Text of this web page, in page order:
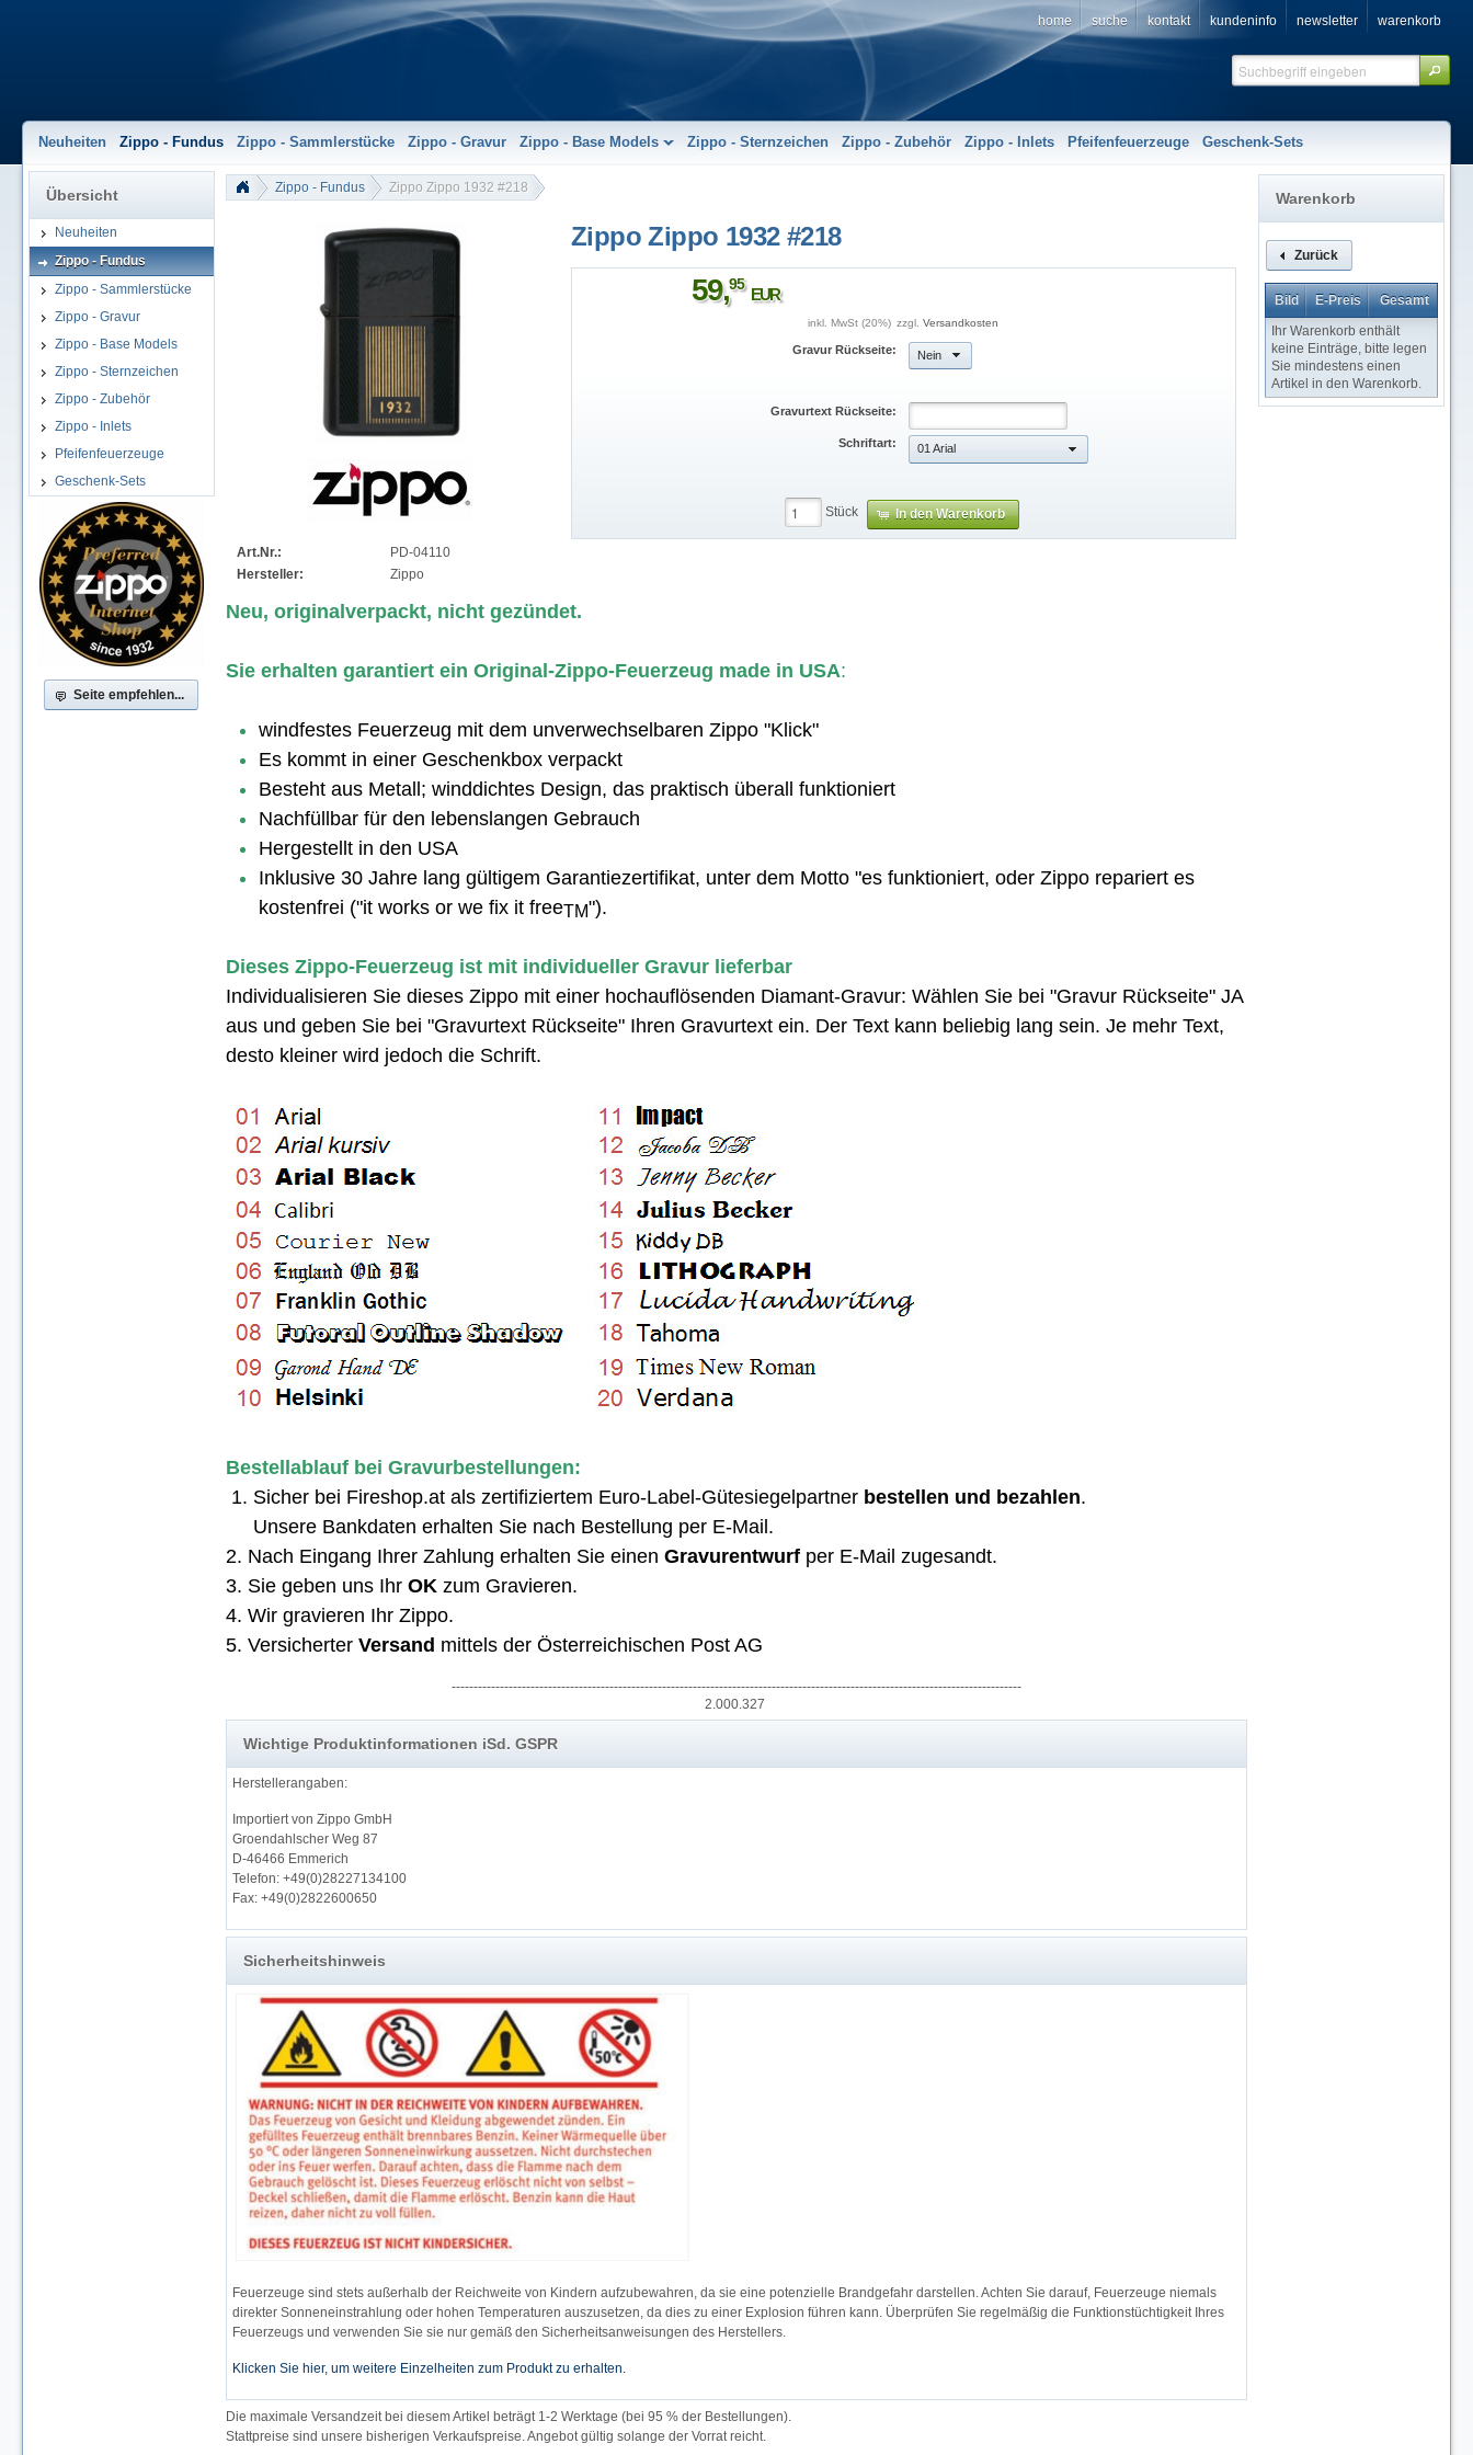
home suche kontakt kundeninfo newsletter warenkorb
Neuheiten Zippo - Fundus Zippo - Sammlerstücke Zippo - Gravur Zippo - Base Models Zippo - Sternzeichen Zippo - Zubehör Zippo - Inlets Pfeifenfeuerzeuge Geschenk-Sets
Übersicht
Neuheiten
Zippo - Fundus
Zippo - Sammlerstücke
Zippo - Gravur
Zippo - Base Models
Zippo - Sternzeichen
Zippo - Zubehör
Zippo - Inlets
Pfeifenfeuerzeuge
Geschenk-Sets
Seite empfehlen...
Warenkorb
Zurück
Bild E-Preis
Gesamt
Ihr Warenkorb enthält
keine Einträge, bitte legen
Sie mindestens einen
Artikel in den Warenkorb.
Zippo - Fundus Zippo Zippo 1932 #218
Art.Nr.:
PD-04110
Hersteller:
Zippo
Zippo Zippo 1932 #218
59,95
EUR
inkl. MwSt (20%) zzgl. Versandkosten
Gravur Rückseite: Nein
Gravurtext Rückseite:
Schriftart: 01 Arial
Stück In den Warenkorb
Neu, originalverpackt, nicht gezündet.
Sie erhalten garantiert ein Original-Zippo-Feuerzeug made in USA:
windfestes Feuerzeug mit dem unverwechselbaren Zippo "Klick"
Es kommt in einer Geschenkbox verpackt
Besteht aus Metall; winddichtes Design, das praktisch überall funktioniert
Nachfüllbar für den lebenslangen Gebrauch
Hergestellt in den USA
Inklusive 30 Jahre lang gültigem Garantiezertifikat, unter dem Motto "es funktioniert, oder Zippo repariert es
kostenfrei ("it works or we fix it freeTM").
Dieses Zippo-Feuerzeug ist mit individueller Gravur lieferbar
Individualisieren Sie dieses Zippo mit einer hochauflösenden Diamant-Gravur: Wählen Sie bei "Gravur Rückseite" JA
aus und geben Sie bei "Gravurtext Rückseite" Ihren Gravurtext ein. Der Text kann beliebig lang sein. Je mehr Text,
desto kleiner wird jedoch die Schrift.
Bestellablauf bei Gravurbestellungen:
1. Sicher bei Fireshop.at als zertifiziertem Euro-Label-Gütesiegelpartner bestellen und bezahlen.
Unsere Bankdaten erhalten Sie nach Bestellung per E-Mail .
2. Nach Eingang Ihrer Zahlung erhalten Sie einen Gravurentwurf per E-Mail zugesandt.
3. Sie geben uns Ihr OK zum Gravieren.
4. Wir gravieren Ihr Zippo.
5. Versicherter Versand mittels der Österreichischen Post AG
----------------------------------------------------------------------------------------------------------------------------------
2.000.327
Wichtige Produktinformationen iSd. GSPR
Herstellerangaben:
Importiert von Zippo GmbH
Groendahlscher Weg 87
D-46466 Emmerich
Telefon: +49(0)28227134100
Fax: +49(0)2822600650
Sicherheitshinweis
Feuerzeuge sind stets außerhalb der Reichweite von Kindern aufzubewahren, da sie eine potenzielle Brandgefahr darstellen. Achten Sie darauf, Feuerzeuge niemals
direkter Sonneneinstrahlung oder hohen Temperaturen auszusetzen, da dies zu einer Explosion führen kann. Überprüfen Sie regelmäßig die Funktionstüchtigkeit Ihres
Feuerzeugs und verwenden Sie sie nur gemäß den Sicherheitsanweisungen des Herstellers.
Klicken Sie hier, um weitere Einzelheiten zum Produkt zu erhalten.
Die maximale Versandzeit bei diesem Artikel beträgt 1-2 Werktage (bei 95 % der Bestellungen).
Stattpreise sind unsere bisherigen Verkaufspreise. Angebot gültig solange der Vorrat reicht.